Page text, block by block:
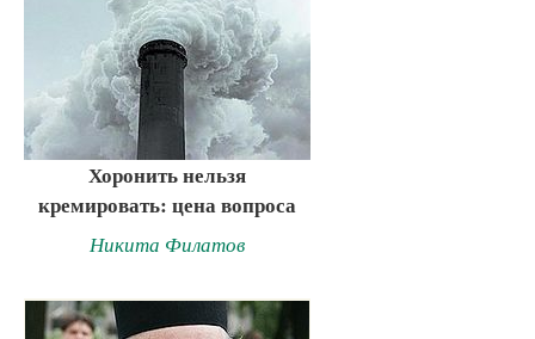
Хоронить нельзя
кремировать: цена вопроса
Никита Филатов